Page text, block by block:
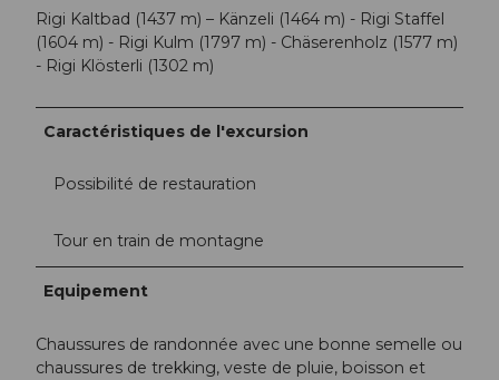
Rigi Kaltbad (1437 m) – Känzeli (1464 m) - Rigi Staffel
(1604 m) - Rigi Kulm (1797 m) - Chäserenholz (1577 m)
- Rigi Klösterli (1302 m)
Caractéristiques de l'excursion
Possibilité de restauration
Tour en train de montagne
Equipement
Chaussures de randonnée avec une bonne semelle ou
chaussures de trekking, veste de pluie, boisson et